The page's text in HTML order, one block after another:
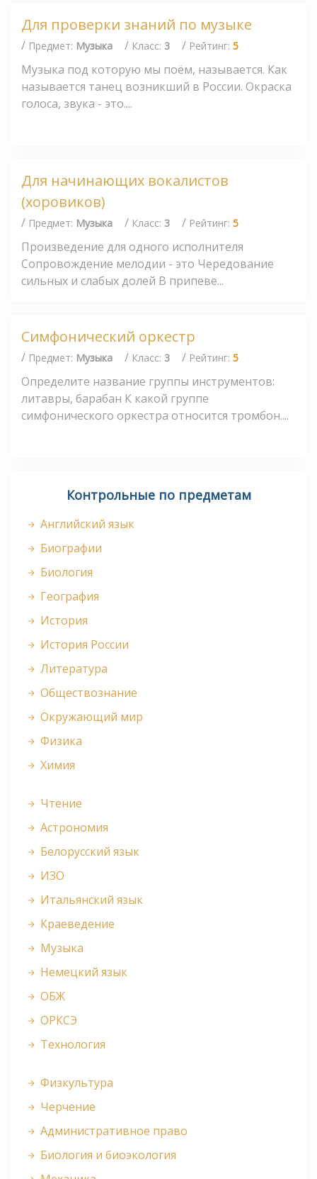
Для проверки знаний по музыке
/ Предмет: Музыка / Класс: 3 / Рейтинг: 5
Музыка под которую мы поём, называется. Как
называется танец возникший в России. Окраска
голоса, звука - это....
Для начинающих вокалистов
(хоровиков)
/ Предмет: Музыка / Класс: 3 / Рейтинг: 5
Произведение для одного исполнителя
Сопровождение мелодии - это Чередование
сильных и слабых долей В припеве...
Симфонический оркестр
/ Предмет: Музыка / Класс: 3 / Рейтинг: 5
Определите название группы инструментов:
литавры, барабан К какой группе
симфонического оркестра относится тромбон....
Контрольные по предметам
Английский язык
Биографии
Биология
География
История
История России
Литература
Обществознание
Окружающий мир
Физика
Химия
Чтение
Астрономия
Белорусский язык
ИЗО
Итальянский язык
Краеведение
Музыка
Немецкий язык
ОБЖ
ОРКСЭ
Технология
Физкультура
Черчение
Административное право
Биология и биоэкология